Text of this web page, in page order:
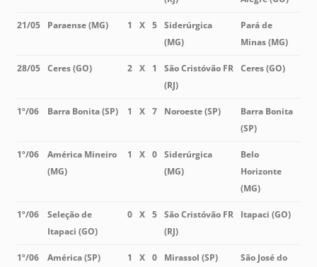
21/05 Paraense (MG) 1 X 5 Siderúrgica
(MG)
Pará de
Minas (MG)
28/05 Ceres (GO) 2 X 1
São Cristóvão FR
(RJ)
Ceres (GO)
1º/06 Barra Bonita (SP) 1 X 7 Noroeste (SP)
Barra Bonita
(SP)
1º/06
América Mineiro
(MG)
1 X 0 Siderúrgica
(MG)
Belo
Horizonte
(MG)
1º/06
Seleção de
Itapaci (GO)
0 X 5 São Cristóvão FR
(RJ)
Itapaci (GO)
1º/06 América (SP) 1 X 0 Mirassol (SP)
São José do